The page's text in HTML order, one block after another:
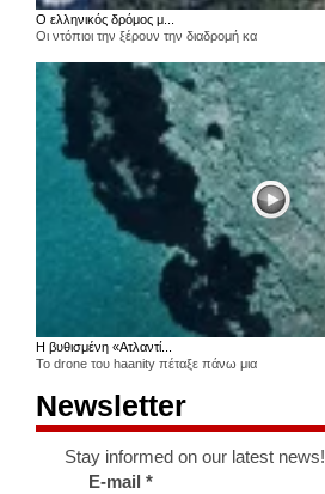
Ο ελληνικός δρόμος μ...
Οι ντόπιοι την ξέρουν την διαδρομή κα
Η βυθισμένη «Ατλαντί...
Το drone του haanity πέταξε πάνω μια
Newsletter
Stay informed on our latest news!
E-mail*